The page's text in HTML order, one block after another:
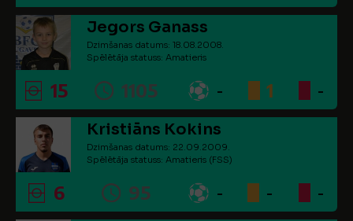
Jegors Ganass
Dzimšanas datums: 18.08.2008.
Spēlētāja statuss: Amatieris
15 1105 - 1 -
Kristiāns Kokins
Dzimšanas datums: 22.09.2009.
Spēlētāja statuss: Amatieris (FSS)
6 95 - - -